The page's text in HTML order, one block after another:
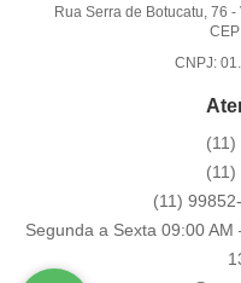
Rua Serra de Botucatu, 76 -
CNPJ:
(11)
(11)
(11)
Segunda a Sexta 09:00